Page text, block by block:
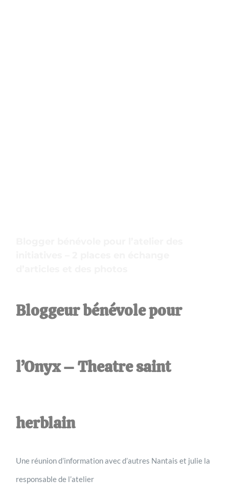
Bloggeur bénévole pour
l’Onyx – Theatre saint
herblain
Une réunion d’information avec d’autres Nantais et julie la
responsable de l’atelier